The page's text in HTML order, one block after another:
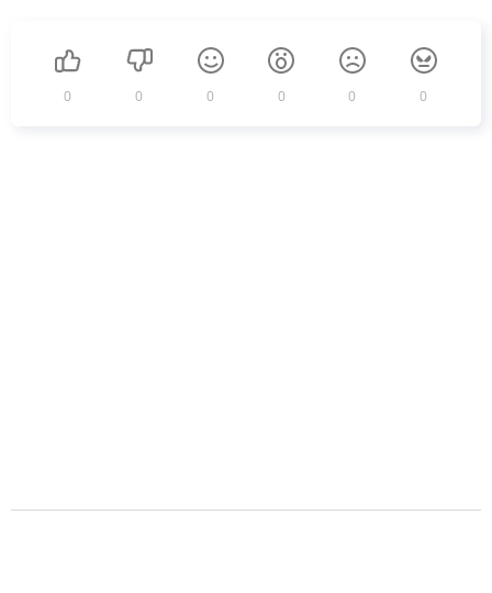
0 0 0 0 0 0